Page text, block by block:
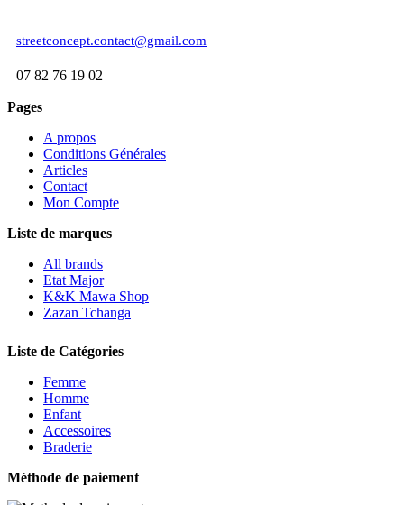
streetconcept.contact@gmail.com
07 82 76 19 02
Facebook
Instagram
Pages
A propos
Conditions Générales
Articles
Contact
Mon Compte
Liste de marques
All brands
Etat Major
K&K Mawa Shop
Zazan Tchanga
Liste de Catégories
Femme
Homme
Enfant
Accessoires
Braderie
Méthode de paiement